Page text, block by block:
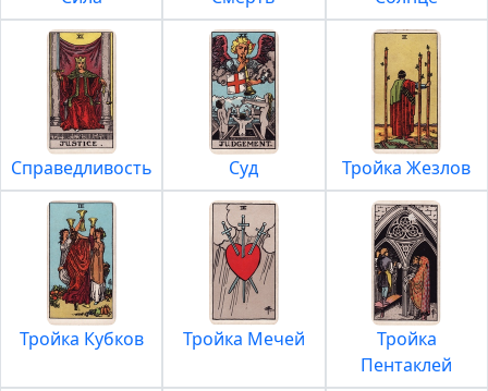
Справедливость Суд Тройка Жезлов
Тройка Кубков Тройка Мечей
Тройка
Пентаклей